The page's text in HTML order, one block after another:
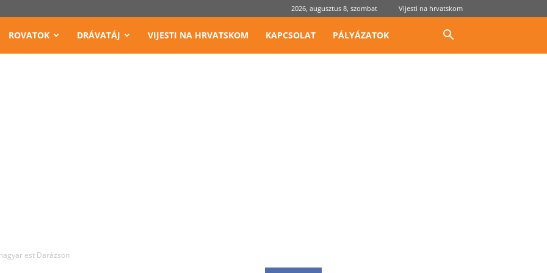
2026, augusztus 8, szombat Vijesti na hrvatskom
ROVATOK DRÁVATÁJ VIJESTI NA HRVATSKOM KAPCSOLAT PÁLYÁZATOK
est Darázson